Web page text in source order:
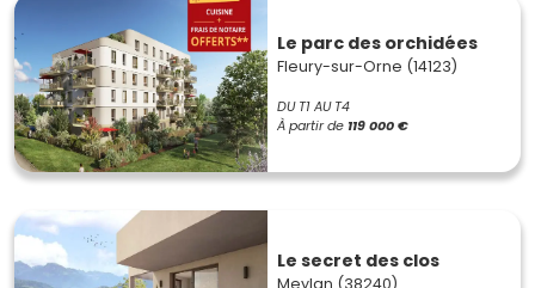
Le parc des orchidées
Fleury-sur-Orne (14123)
DU T1 AU T4
À partir de 119 000 €
Le secret des clos
Meylan (38240)